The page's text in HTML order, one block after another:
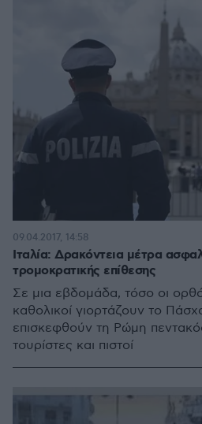
Ιταλία: Δρακόντεια μέτρα
τρομοκρατικής επίθεσης
Σε μια εβδομάδα, τόσο οι
καθολικοί γιορτάζουν το
επισκεφθούν τη Ρώμη
τουρίστες και πιστοί
09.04.2017, 14:58